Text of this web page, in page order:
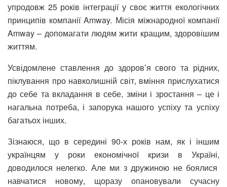
упродовж 25 років інтеграції у своє життя екологічних
принципів компанії Amway. Місія міжнародної компанії
Amway – допомагати людям жити кращим, здоровішим
життям.
Усвідомлене ставлення до здоров’я свого та рідних,
піклування про навколишній світ, вміння прислухатися
до себе та вкладання в себе, зміни і зростання – це і
нагальна потреба, і запорука нашого успіху та успіху
багатьох інших.
Зізнаюся, що в середині 90-х років нам, як і іншим
українцям у роки економічної кризи в Україні,
доводилося нелегко. Але ми з дружиною не боялися
навчатися новому, щоразу опановували сучасну